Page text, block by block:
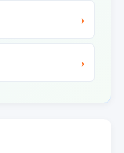
›
›